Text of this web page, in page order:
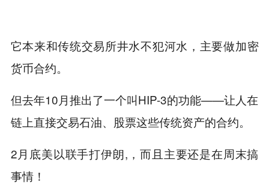
它本来和传统交易所井水不犯河水，主要做加密
货币合约。
但去年10月推出了一个叫HIP-3的功能——让人在
链上直接交易石油、股票这些传统资产的合约。
2月底美以联手打伊朗,，而且主要还是在周末搞
事情！